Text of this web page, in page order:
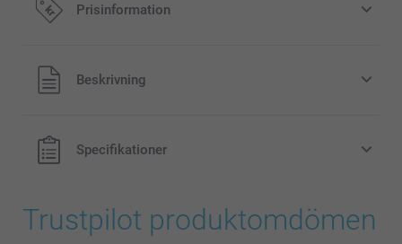
Prisinformation
Alla priser är i svenska kronor (SEK), inklusive moms och
exklusive porto.
Beskrivning
Specifikationer
Trustpilot produktomdömen